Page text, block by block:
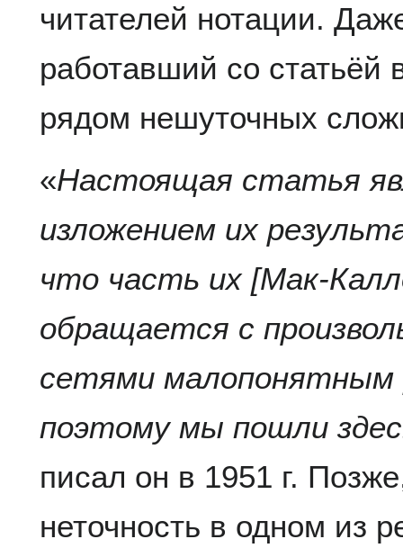
читателей нотации.
работавший со статьёй
рядом нешуточных
«Настоящая статья
изложением их
что часть их [Мак-
обращается с
сетями малопонятным
поэтому мы пошли
писал он в 1951 г.
неточность в одном из